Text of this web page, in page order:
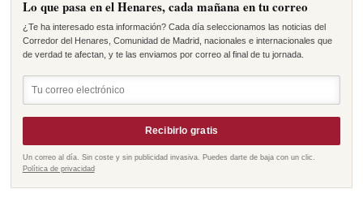
Lo que pasa en el Henares, cada mañana en tu correo
¿Te ha interesado esta información? Cada día seleccionamos las noticias del
Corredor del Henares, Comunidad de Madrid, nacionales e internacionales que
de verdad te afectan, y te las enviamos por correo al final de tu jornada.
Recibirlo gratis
Un correo al día. Sin coste y sin publicidad invasiva. Puedes darte de baja con un clic.
Política de privacidad